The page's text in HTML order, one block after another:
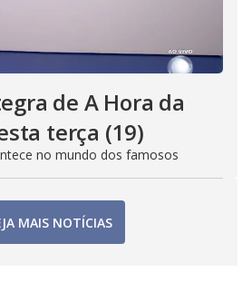
de A Hora da
terça (19)
no mundo dos famosos
MAIS NOTÍCIAS